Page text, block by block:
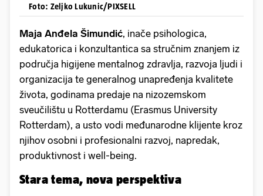
Foto: Zeljko Lukunic/PIXSELL
Maja Anđela Šimundić, inače psihologica,
edukatorica i konzultantica sa stručnim znanjem iz
područja higijene mentalnog zdravlja, razvoja ljudi i
organizacija te generalnog unapređenja kvalitete
života, godinama predaje na nizozemskom
sveučilištu u Rotterdamu (Erasmus University
Rotterdam), a usto vodi međunarodne klijente kroz
njihov osobni i profesionalni razvoj, napredak,
produktivnost i well-being.
Stara tema, nova perspektiva